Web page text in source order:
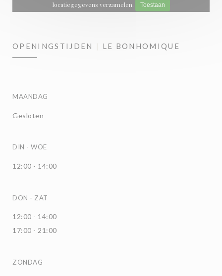
locatiegegevens verzamelen.
Toestaan
OPENINGSTIJDEN LE BONHOMIQUE
MAANDAG
Gesloten
DIN - WOE
12:00 - 14:00
DON - ZAT
12:00 - 14:00
17:00 - 21:00
ZONDAG